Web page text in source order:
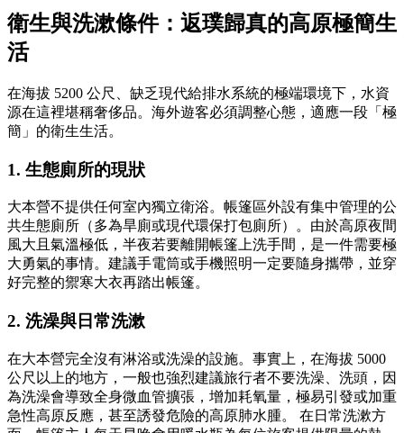
衛生與洗漱條件：返璞歸真的高原極簡生
活
在海拔 5200 公尺、缺乏現代給排水系統的極端環境下，水資
源在這裡堪稱奢侈品。海外遊客必須調整心態，適應一段「極
簡」的衛生生活。
1. 生態廁所的現狀
大本營不提供任何室內獨立衛浴。帳篷區外設有集中管理的公
共生態廁所（多為旱廁或現代環保打包廁所）。由於高原夜間
風大且氣溫極低，半夜若要離開帳篷上洗手間，是一件需要極
大勇氣的事情。建議手電筒或手機照明一定要隨身攜帶，並穿
好完整的禦寒大衣再踏出帳篷。
2. 洗澡與日常洗漱
在大本營完全沒有淋浴或洗澡的設施。事實上，在海拔 5000
公尺以上的地方，一般也強烈建議旅行者不要洗澡、洗頭，因
為洗澡會導致全身微血管擴張，增加耗氧量，極易引發或加重
急性高原反應，甚至誘發危險的高原肺水腫。 在日常洗漱方